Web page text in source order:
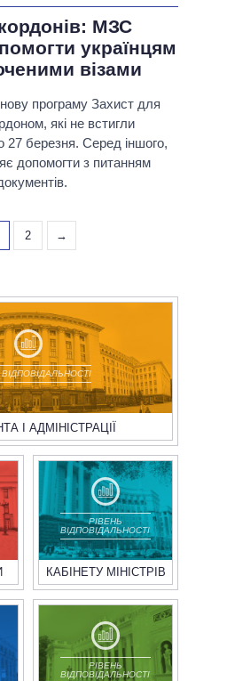
МЗС
українцям
візами
програму Захист для
які не встигли
27 березня. Серед іншого,
допомогти з питанням
2 →
І АДМІНІСТРАЦІЇ
РІВЕНЬ
ВІДПОВІДАЛЬНОСТІ
КАБІНЕТУ МІНІСТРІВ
РІВЕНЬ
ВІДПОВІДАЛЬНОСТІ